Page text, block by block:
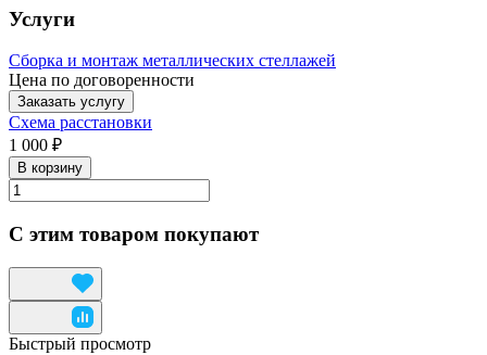
Услуги
Сборка и монтаж металлических стеллажей
Цена по договоренности
Заказать услугу
Схема расстановки
1 000 ₽
В корзину
С этим товаром покупают
Быстрый просмотр